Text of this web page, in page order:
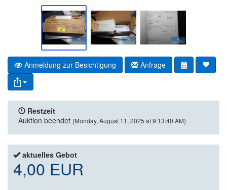
Anmeldung zur Besichtigung Anfrage
Restzeit
Auktion beendet (Monday, August 11, 2025 at 9:13:40 AM)
aktuelles Gebot
4,00 EUR